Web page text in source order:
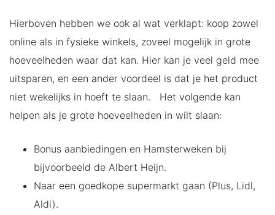
Hierboven hebben we ook al wat verklapt: koop zowel
online als in fysieke winkels, zoveel mogelijk in grote
hoeveelheden waar dat kan. Hier kan je veel geld mee
uitsparen, en een ander voordeel is dat je het product
niet wekelijks in hoeft te slaan. Het volgende kan
helpen als je grote hoeveelheden in wilt slaan:
Bonus aanbiedingen en Hamsterweken bij
bijvoorbeeld de Albert Heijn.
Naar een goedkope supermarkt gaan (Plus, Lidl,
Aldi).